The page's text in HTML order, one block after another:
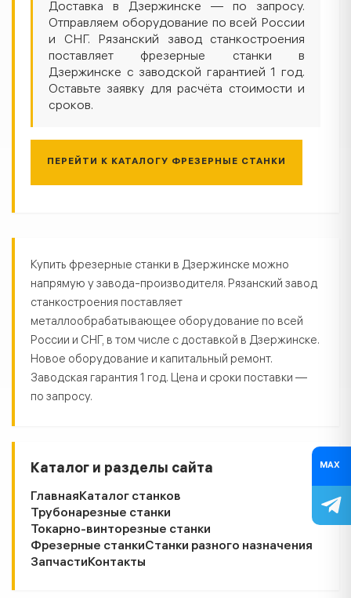
Доставка в Дзержинске — по запросу.
Отправляем оборудование по всей России
и СНГ. Рязанский завод станкостроения
поставляет фрезерные станки в
Дзержинске с заводской гарантией 1 год.
Оставьте заявку для расчёта стоимости и
сроков.
ПЕРЕЙТИ К КАТАЛОГУ ФРЕЗЕРНЫЕ СТАНКИ
Фрезерные станки в Дзержинске
Купить фрезерные станки в Дзержинске можно
напрямую у завода-производителя. Рязанский завод
станкостроения поставляет
металлообрабатывающее оборудование по всей
России и СНГ, в том числе с доставкой в Дзержинске.
Новое оборудование и капитальный ремонт.
Заводская гарантия 1 год. Цена и сроки поставки —
по запросу.
Каталог и разделы сайта
ГлавнаяКаталог станков
Трубонарезные станки
Токарно-винторезные станки
Фрезерные станкиСтанки разного назначения
ЗапчастиКонтакты
MAX